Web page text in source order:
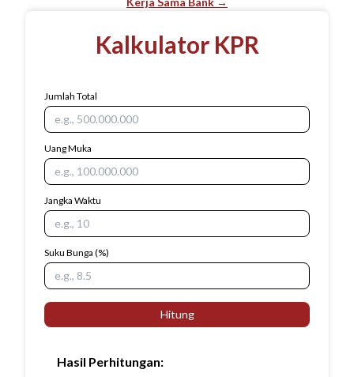
Kalkulator KPR
Jumlah Total
Uang Muka
Jangka Waktu
Suku Bunga (%)
Hitung
Hasil Perhitungan: